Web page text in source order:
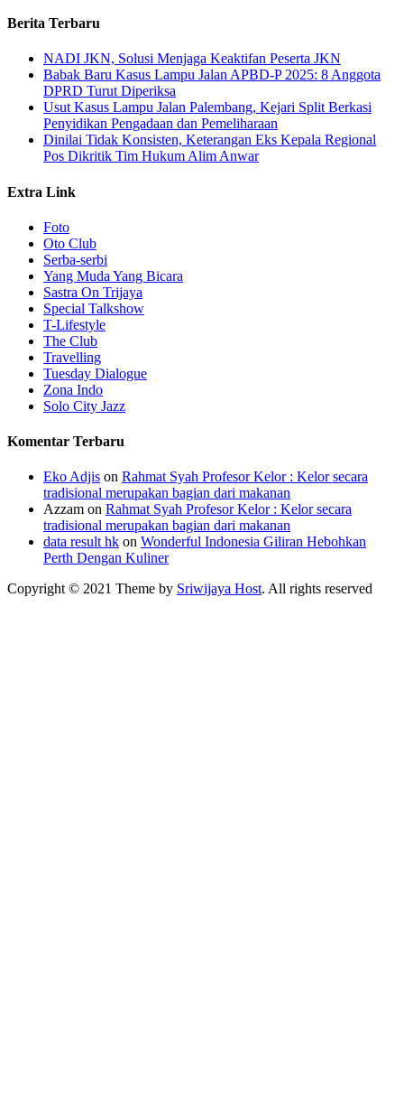
Berita Terbaru
NADI JKN, Solusi Menjaga Keaktifan Peserta JKN
Babak Baru Kasus Lampu Jalan APBD-P 2025: 8 Anggota
DPRD Turut Diperiksa
Usut Kasus Lampu Jalan Palembang, Kejari Split Berkasi
Penyidikan Pengadaan dan Pemeliharaan
Dinilai Tidak Konsisten, Keterangan Eks Kepala Regional
Pos Dikritik Tim Hukum Alim Anwar
Extra Link
Foto
Oto Club
Serba-serbi
Yang Muda Yang Bicara
Sastra On Trijaya
Special Talkshow
T-Lifestyle
The Club
Travelling
Tuesday Dialogue
Zona Indo
Solo City Jazz
Komentar Terbaru
Eko Adjis on Rahmat Syah Profesor Kelor : Kelor secara
tradisional merupakan bagian dari makanan
Azzam on Rahmat Syah Profesor Kelor : Kelor secara
tradisional merupakan bagian dari makanan
data result hk on Wonderful Indonesia Giliran Hebohkan
Perth Dengan Kuliner
Copyright © 2021 Theme by Sriwijaya Host. All rights reserved